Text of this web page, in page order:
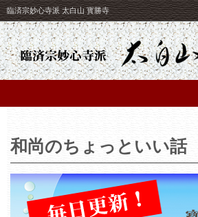
臨済宗妙心寺派 太白山 寳勝寺
和尚のちょっといい話